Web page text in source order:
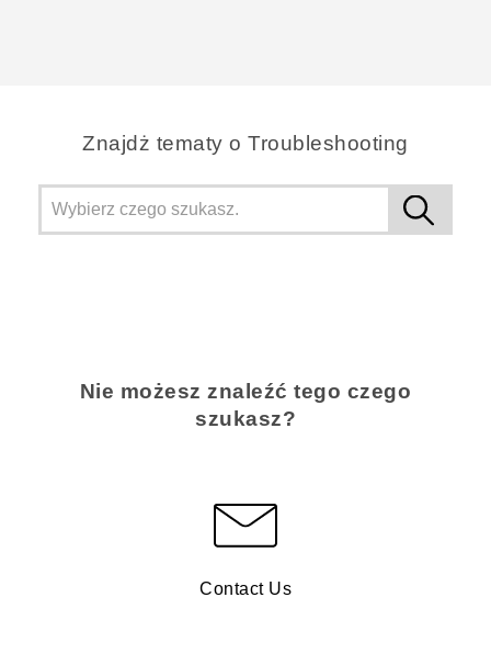
Znajdż tematy o Troubleshooting
Nie możesz znaleźć tego czego
szukasz?
Contact Us